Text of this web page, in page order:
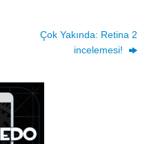
Çok Yakında: Retina 2
incelemesi!